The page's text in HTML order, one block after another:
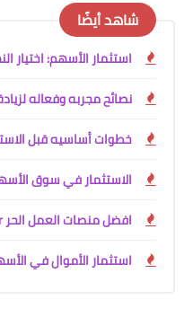
شاهد أيضًا
استثمار الأسهم: اختيار
نصائح مجربه وفعاله
خطوات أساسيه قبل
الاستثمار في سوق
افضل منصات العمل الحر freelancer
استثمار الأموال في